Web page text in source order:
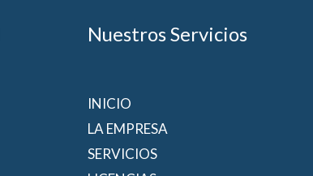
Nuestros Servicios
INICIO
LA EMPRESA
SERVICIOS